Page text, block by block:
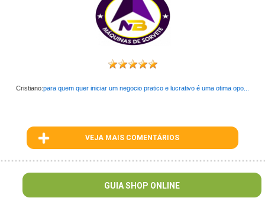
Cristiano:para quem quer iniciar um negocio pratico e lucrativo é uma otima opo...
VEJA MAIS COMENTÁRIOS
GUIA SHOP ONLINE